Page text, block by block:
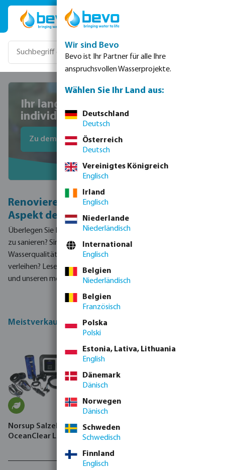
Zum Hauptinhalt springen
Ihr langfristiger Partner für
individuelle Pool-Projekte
Zu dem Anfrageformular
Renovieren Sie Ihren Pool unter dem
Aspekt der Nachhaltigkeit
Überlegen Sie Ihren Pool zu energieeffizienter und nachhaltiger
zu sanieren? Sind Sie vielleicht unzufriden mit Ihrer
Wasserqualität? Möchten Sie Ihrem Pool ein frisches Aussehen
verleihen? Lesen Sie mehr von unseren Renovierungsprojekten
und unseren meistverkauften Produkten.
Meistverkaufte Sanierungs- Produkte
Norsup Salzelektrolyse Typ
OceanClear LS
Blue Lagoon UV-C-
Desinfektionseinheit 2 bar
Wir sind Bevo
Bevo ist Ihr Partner für alle Ihre
anspruchsvollen Wasserprojekte.
Wählen Sie Ihr Land aus:
Deutschland
Deutsch
Österreich
Deutsch
Vereinigtes Königreich
Englisch
Irland
Englisch
Niederlande
Niederländisch
International
Englisch
Belgien
Niederländisch
Belgien
Französisch
Polska
Polski
Estonia, Lativa, Lithuania
English
Dänemark
Dänisch
Norwegen
Dänisch
Schweden
Schwedisch
Finnland
Englisch